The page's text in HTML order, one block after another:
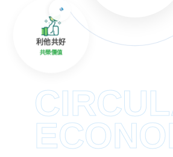
利他共好
共榮價值